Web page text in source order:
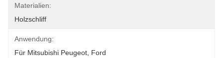
Materialien:
Holzschliff
Anwendung:
Für Mitsubishi Peugeot, Ford